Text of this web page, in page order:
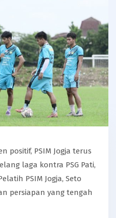
positif, PSIM Jogja terus
laga kontra PSG Pati,
PSIM Jogja, Seto
persiapan yang tengah